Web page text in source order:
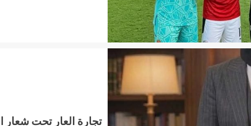
تجارة العار تحت شعار